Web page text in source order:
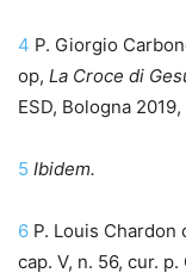
4 P. Giorgio
op, La Croce di
ESD, Bologna
5 Ibidem.
6 P. Louis Chardon
cap. V, n. 56, cur.